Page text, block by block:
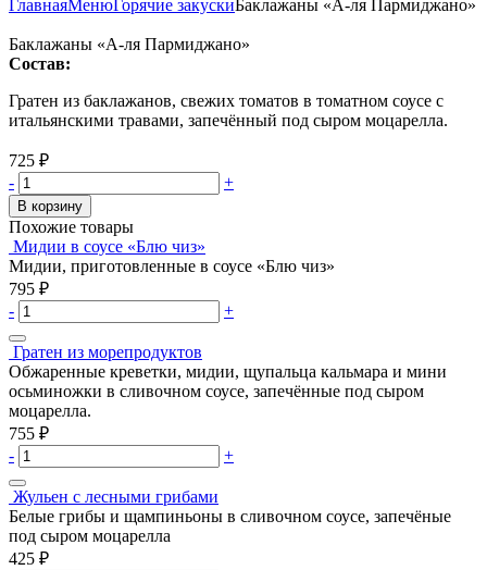
ГлавнаяМенюГорячие закускиБаклажаны «А-ля Пармиджано»
Баклажаны «А-ля Пармиджано»
Состав:
Гратен из баклажанов, свежих томатов в томатном соусе с
итальянскими травами, запечённый под сыром моцарелла.
725 ₽
-
+
В корзину
Похожие товары
Мидии в соусе «Блю чиз»
Мидии, приготовленные в соусе «Блю чиз»
795 ₽
-
+
Гратен из морепродуктов
Обжаренные креветки, мидии, щупальца кальмара и мини
осьминожки в сливочном соусе, запечённые под сыром
моцарелла.
755 ₽
-
+
Жульен с лесными грибами
Белые грибы и щампиньоны в сливочном соусе, запечёные
под сыром моцарелла
425 ₽